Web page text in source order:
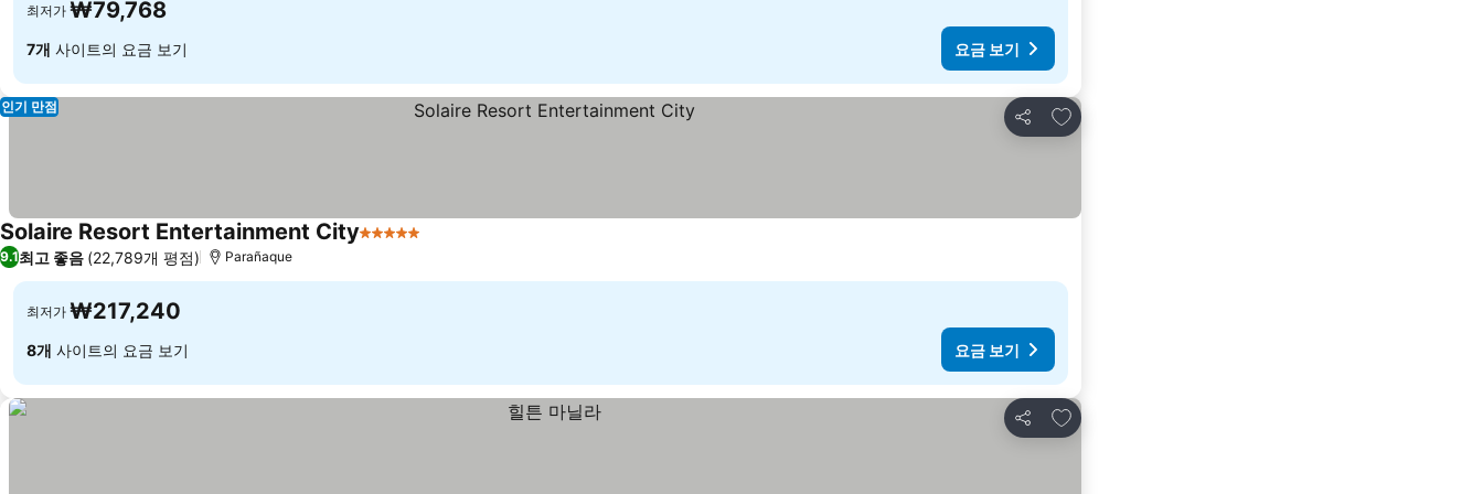
최저가 ₩79,768
7개 사이트의 요금 보기 요금 보기
공유
즐겨찾기에 추가
인기 만점
Solaire Resort Entertainment City5 성급
9.1최고 좋음 (22,789개 평점) Parañaque
최저가 ₩217,240
8개 사이트의 요금 보기 요금 보기
공유
즐겨찾기에 추가